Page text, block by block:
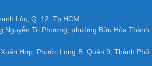
Lộc, Q. 12, Tp.HCM
Nguyễn Tri Phương, phường Bửu Hòa,Thành
Hợp, Phước Long B, Quận 9, Thành Phố